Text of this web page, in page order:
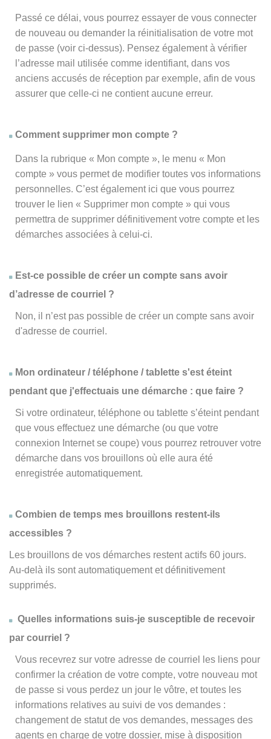
Passé ce délai, vous pourrez essayer de vous connecter
de nouveau ou demander la réinitialisation de votre mot
de passe (voir ci-dessus). Pensez également à vérifier
l’adresse mail utilisée comme identifiant, dans vos
anciens accusés de réception par exemple, afin de vous
assurer que celle-ci ne contient aucune erreur.
Comment supprimer mon compte ?
Dans la rubrique « Mon compte », le menu « Mon
compte » vous permet de modifier toutes vos informations
personnelles. C’est également ici que vous pourrez
trouver le lien « Supprimer mon compte » qui vous
permettra de supprimer définitivement votre compte et les
démarches associées à celui-ci.
Est-ce possible de créer un compte sans avoir
d’adresse de courriel ?
Non, il n’est pas possible de créer un compte sans avoir
d'adresse de courriel.
Mon ordinateur / téléphone / tablette s'est éteint
pendant que j'effectuais une démarche : que faire ?
Si votre ordinateur, téléphone ou tablette s’éteint pendant
que vous effectuez une démarche (ou que votre
connexion Internet se coupe) vous pourrez retrouver votre
démarche dans vos brouillons où elle aura été
enregistrée automatiquement.
Combien de temps mes brouillons restent-ils
accessibles ?
Les brouillons de vos démarches restent actifs 60 jours.
Au-delà ils sont automatiquement et définitivement
supprimés.
Quelles informations suis-je susceptible de recevoir
par courriel ?
Vous recevrez sur votre adresse de courriel les liens pour
confirmer la création de votre compte, votre nouveau mot
de passe si vous perdez un jour le vôtre, et toutes les
informations relatives au suivi de vos demandes :
changement de statut de vos demandes, messages des
agents en charge de votre dossier, mise à disposition